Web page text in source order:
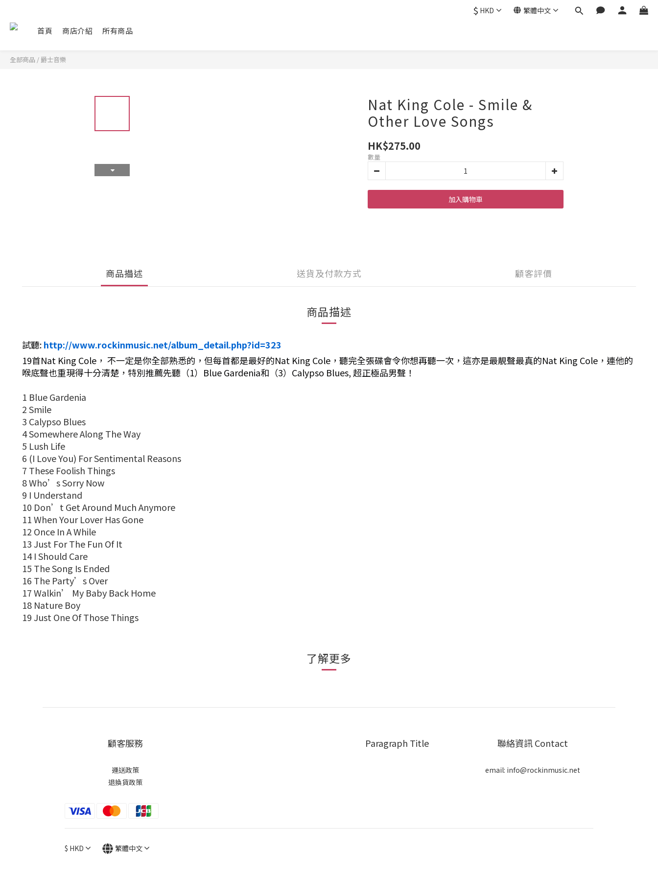
$ HKD 繁體中文
首頁 商店介紹 所有商品
全部商品 / 爵士音樂
Nat King Cole - Smile &
Other Love Songs
HK$275.00
數量
加入購物車
商品描述 送貨及付款方式 顧客評價
商品描述
試聽:http://www.rockinmusic.net/album_detail.php?id=323
19首Nat King Cole， 不一定是你全部熟悉的，但每首都是最好的Nat King Cole，聽完全張碟會令你想再聽一次，這亦是最靚聲最真的Nat King Cole，連他的
喉底聲也重現得十分清楚，特別推薦先聽（1）Blue Gardenia和（3）Calypso Blues, 超正極品男聲！
1 Blue Gardenia
2 Smile
3 Calypso Blues
4 Somewhere Along The Way
5 Lush Life
6 (I Love You) For Sentimental Reasons
7 These Foolish Things
8 Who’s Sorry Now
9 I Understand
10 Don’t Get Around Much Anymore
11 When Your Lover Has Gone
12 Once In A While
13 Just For The Fun Of It
14 I Should Care
15 The Song Is Ended
16 The Party’s Over
17 Walkin’ My Baby Back Home
18 Nature Boy
19 Just One Of Those Things
了解更多
顧客服務
運送政策
退換貨政策
Paragraph Title 聯絡資訊 Contact
email: info@rockinmusic.net
$ HKD 繁體中文